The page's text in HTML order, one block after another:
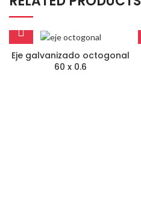
Eje galvanizado octogonal
60 x 0.6